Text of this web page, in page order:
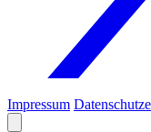
Impressum